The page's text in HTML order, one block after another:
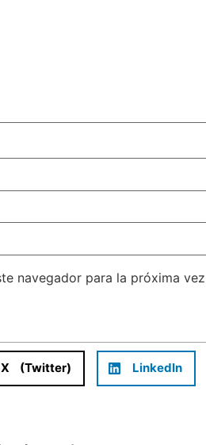
navegador para la próxima
X (Twitter) LinkedIn